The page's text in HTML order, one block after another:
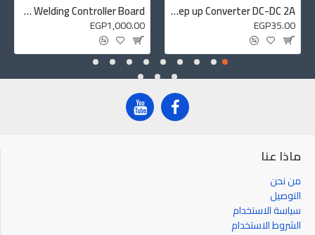
MT3608 Boost Step up Converter DC-DC 2A
EGP35.00
NY-D01 100A Digital Display Spot Welding Controller Board
EGP1,000.00
ماذا عنا
من نحن
التوصيل
سياسة الاستخدام
الشروط الاستخدام